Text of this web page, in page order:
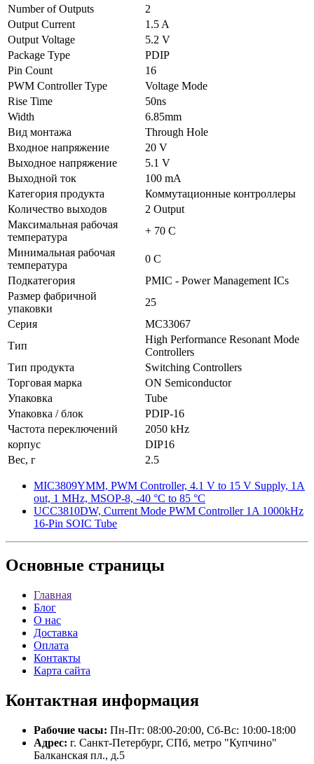
Number of Outputs
2
Output Current
1.5 A
Output Voltage
5.2 V
Package Type
PDIP
Pin Count
16
PWM Controller Type
Voltage Mode
Rise Time
50ns
Width
6.85mm
Вид монтажа
Through Hole
Входное напряжение
20 V
Выходное напряжение
5.1 V
Выходной ток
100 mA
Категория продукта
Коммутационные контроллеры
Количество выходов
2 Output
Максимальная рабочая
температура
+ 70 C
Минимальная рабочая
температура
0 C
Подкатегория
PMIC - Power Management ICs
Размер фабричной
упаковки
25
Серия
MC33067
Тип
High Performance Resonant Mode
Controllers
Тип продукта
Switching Controllers
Торговая марка
ON Semiconductor
Упаковка
Tube
Упаковка / блок
PDIP-16
Частота переключений
2050 kHz
корпус
DIP16
Вес, г
2.5
MIC3809YMM, PWM Controller, 4.1 V to 15 V Supply, 1A
out, 1 MHz, MSOP-8, -40 °C to 85 °C
UCC3810DW, Current Mode PWM Controller 1A 1000kHz
16-Pin SOIC Tube
Основные страницы
Главная
Блог
О нас
Доставка
Оплата
Контакты
Карта сайта
Контактная информация
Рабочие часы: Пн-Пт: 08:00-20:00, Сб-Вс: 10:00-18:00
Адрес: г. Санкт-Петербург, СПб, метро "Купчино"
Балканская пл., д.5